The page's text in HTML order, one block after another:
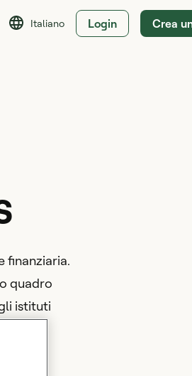
Italiano Login Crea
finanziaria.
quadro
istituti